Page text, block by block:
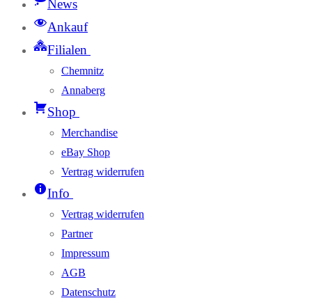
News
Ankauf
Filialen
Chemnitz
Annaberg
Shop
Merchandise
eBay Shop
Vertrag widerrufen
Info
Vertrag widerrufen
Partner
Impressum
AGB
Datenschutz